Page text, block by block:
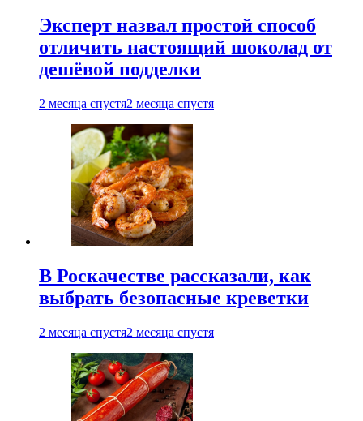
Эксперт назвал простой способ
отличить настоящий шоколад от
дешёвой подделки
2 месяца спустя2 месяца спустя
В Роскачестве рассказали, как
выбрать безопасные креветки
2 месяца спустя2 месяца спустя